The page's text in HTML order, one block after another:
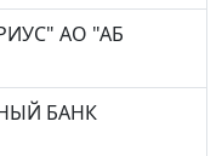
АО "АБ
БАНК